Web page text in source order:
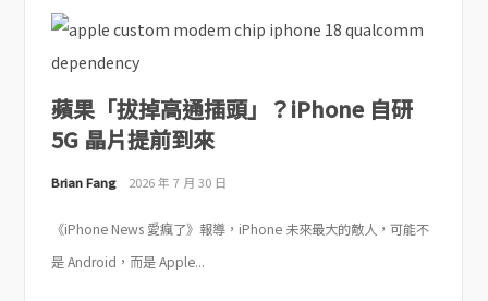
蘋果「拔掉高通插頭」？iPhone 自研
5G 晶片提前到來
Brian Fang 2026 年 7 月 30 日
《iPhone News 愛瘋了》報導，iPhone 未來最大的敵人，可能不
是 Android，而是 Apple...